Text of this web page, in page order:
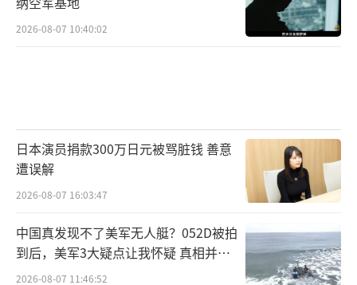
都过得好的基础上，而是建立在让最关键的那
上是慈善或宗教组织，实际上是伊朗政权另一
个核心的经济支柱。规模最大、影响最深的那
些基金会，都直接或间接受最高领袖办公室的
控制。它们享受免税特权，运作高度不透明。
据伊朗政界内部人士披露，与最高领袖办公室
关联的几个实体，控制着伊朗超过60%的国家
2026-08-07 10:40:02
日本演员捐款300万日元被骂脏钱 善意
遭误解
2026-08-07 16:03:47
中国真发现不了美军无人艇？052D被拍
到后，美军3大疑点让我怀疑 真相并非
如此
2026-08-07 11:46:52